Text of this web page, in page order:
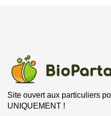
Site ouvert aux particuliers
UNIQUEMENT !